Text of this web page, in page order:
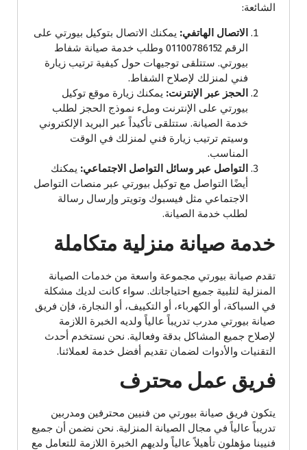
الشائعة:
الاتصال الهاتفي: يمكنك الاتصال بتوكيل بيورتي على
الرقم 01100786152 وطلب خدمة صيانة شفاط
بيورتي. ستتلقى توجيهات حول كيفية ترتيب زيارة
فني لمنزلك لإصلاح الشفاط.
الحجز عبر الإنترنت: يمكنك زيارة موقع توكيل
بيورتي على الإنترنت وملء نموذج الحجز لطلب
خدمة الصيانة. ستتلقى تأكيداً عبر البريد الإلكتروني
وسيتم ترتيب زيارة فني لمنزلك في الوقت
المناسب.
التواصل عبر وسائل التواصل الاجتماعي: يمكنك
أيضًا التواصل مع توكيل بيورتي عبر منصات التواصل
الاجتماعي مثل فيسبوك وتويتر وإرسال رسالة
لطلب خدمة الصيانة.
خدمة صيانة منزلية متكاملة
تقدم صيانة بيورتي مجموعة واسعة من خدمات الصيانة
المنزلية لتلبية جميع احتياجاتك. سواء كانت لديك مشكلة
في السباكة، أو الكهرباء، أو التكييف، أو النجارة، فإن فريق
صيانة بيورتي مدرب تدريباً عالياً ولديه الخبرة اللازمة
لإصلاح جميع المشاكل بدقة وفعالية. نحن نستخدم أحدث
التقنيات والأدوات لضمان تقديم أفضل خدمة لعملائنا.
فريق عمل محترف
يتكون فريق صيانة بيورتي من فنيين محترفين ومدربين
تدريباً عالياً في مجال الصيانة المنزلية. نحن نضمن أن جميع
فنيينا مؤهلون تأهيلاً عالياً ولديهم الخبرة اللازمة للتعامل مع